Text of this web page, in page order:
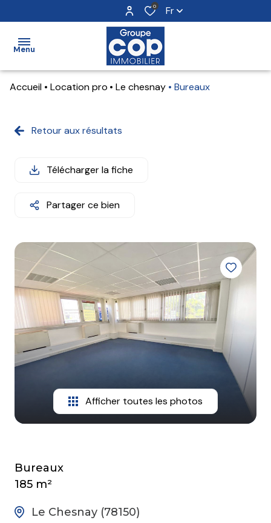
0 Fr
Menu
ventes
estimation
alerte
e-
mail
contact
Accueil Location pro Le chesnay Bureaux
Retour aux résultats
Télécharger la fiche
Partager ce bien
Afficher toutes les photos
Bureaux
185 m²
Le Chesnay (78150)